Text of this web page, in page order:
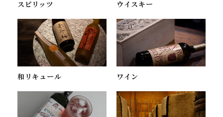
スピリッツ ウイスキー
和リキュール ワイン